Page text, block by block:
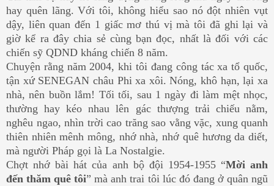
hay quên lãng. Với tôi, không hiểu sao nó đột nhiên vụt
dậy, liên quan đến 1 giấc mơ thú vị mà tôi đã ghi lại và
giờ kể ra đây chia sẻ cùng bạn đọc, nhất là đối với các
chiến sỹ QDND kháng chiến 8 năm.
Chuyện rằng năm 2004, khi tôi đang công tác xa tổ quốc,
tận xứ SENEGAN châu Phi xa xôi. Nóng, khô hạn, lại xa
nhà, nên buồn lắm! Tối tối, sau 1 ngày đi làm mệt nhọc,
thường hay kéo nhau lên gác thượng trải chiếu nằm,
nghêu ngao, nhìn trời cao trăng sao vằng vặc, xung quanh
thiên nhiên mênh mông, nhớ nhà, nhớ quê hương da diết,
mà người Pháp gọi là La Nostalgie.
Chợt nhớ bài hát của anh bộ đội 1954-1955 “Mời anh
đến thăm quê tôi” mà anh trai tôi lúc đó đang ở quân ngũ